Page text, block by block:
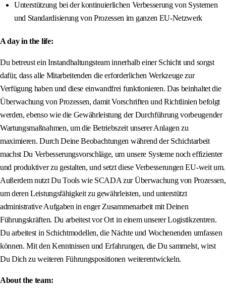
Unterstützung bei der kontinuierlichen Verbesserung von Systemen
und Standardisierung von Prozessen im ganzen EU-Netzwerk
A day in the life:
Du betreust ein Instandhaltungsteam innerhalb einer Schicht und sorgst
dafür, dass alle Mitarbeitenden die erforderlichen Werkzeuge zur
Verfügung haben und diese einwandfrei funktionieren. Das beinhaltet die
Überwachung von Prozessen, damit Vorschriften und Richtlinien befolgt
werden, ebenso wie die Gewährleistung der Durchführung vorbeugender
Wartungsmaßnahmen, um die Betriebszeit unserer Anlagen zu
maximieren. Durch Deine Beobachtungen während der Schichtarbeit
machst Du Verbesserungsvorschläge, um unsere Systeme noch effizienter
und produktiver zu gestalten, und setzt diese Verbesserungen EU-weit um.
Außerdem nutzt Du Tools wie SCADA zur Überwachung von Prozessen,
um deren Leistungsfähigkeit zu gewährleisten, und unterstützt
administrative Aufgaben in enger Zusammenarbeit mit Deinen
Führungskräften. Du arbeitest vor Ort in einem unserer Logistikzentren.
Du arbeitest in Schichtmodellen, die Nächte und Wochenenden umfassen
können. Mit den Kenntnissen und Erfahrungen, die Du sammelst, wirst
Du Dich zu weiteren Führungspositionen weiterentwickeln.
About the team: